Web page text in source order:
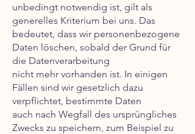
unbedingt notwendig ist, gilt als
generelles Kriterium bei uns. Das
bedeutet, dass wir personenbezogene
Daten löschen, sobald der Grund für
die Datenverarbeitung
nicht mehr vorhanden ist. In einigen
Fällen sind wir gesetzlich dazu
verpflichtet, bestimmte Daten
auch nach Wegfall des ursprüngliches
Zwecks zu speichern, zum Beispiel zu